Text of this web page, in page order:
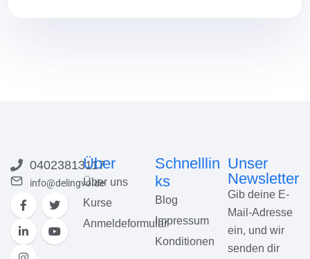
04023813117
info@delingvo.de
Über
Über uns
Kurse
Anmeldeformular
Schnelllin
ks
Blog
Impressum
Konditionen
Unser
Newsletter
Gib deine E-
Mail-Adresse
ein, und wir
senden dir